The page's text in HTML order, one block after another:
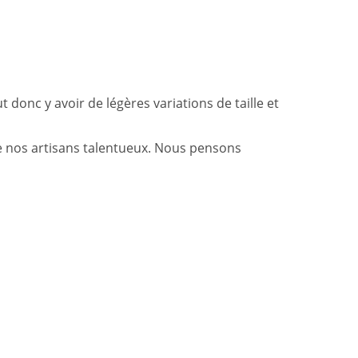
donc y avoir de légères variations de taille et
artisans talentueux. Nous pensons